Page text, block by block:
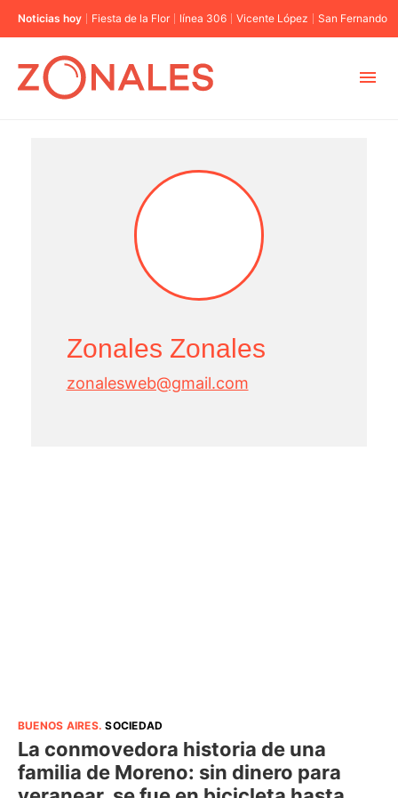
Noticias hoy Fiesta de la Flor línea 306 Vicente López San Fernando
ELECCIONES 2023Zonales Zonales
zonalesweb@gmail.com
BUENOS AIRES.SOCIEDAD
La conmovedora historia de una
familia de Moreno: sin dinero para